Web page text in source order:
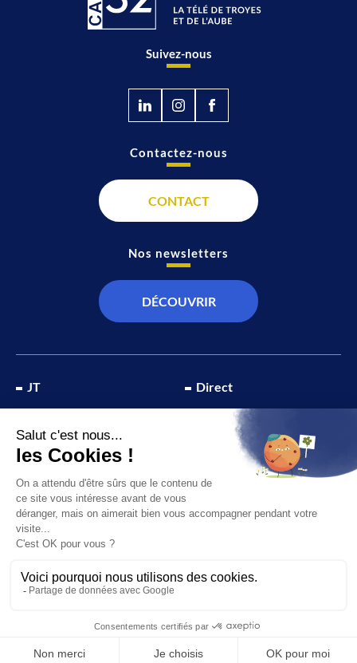
Suivez-nous
JT
ÉCONOMIE
CULTURE & LOISIRS
SPORT
Direct
À propos de nous
Recevoir la chaîne
Contactez-nous
CONTACT
Nos newsletters
DÉCOUVRIR
© 2026 Canal 32 – Site réalisé par le Studio Ikadia